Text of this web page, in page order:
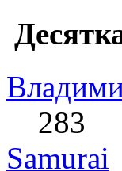
283
Samurai